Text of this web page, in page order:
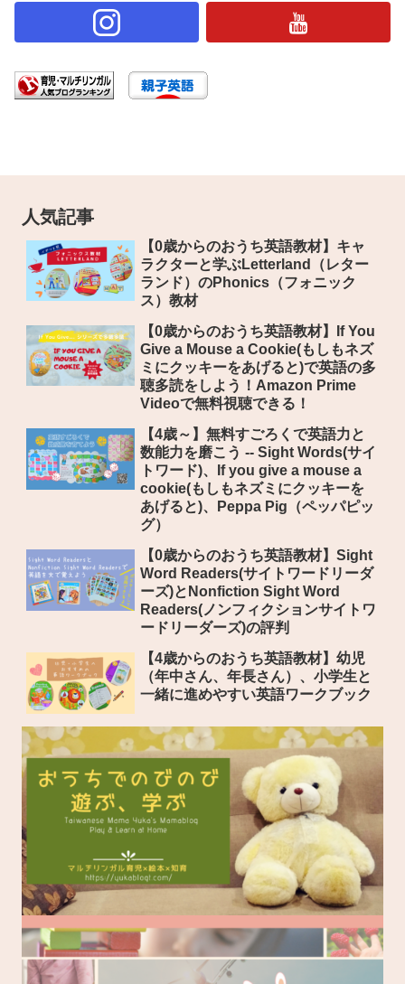
人気記事
【0歳からのおうち英語教材】キャ
ラクターと学ぶLetterland（レター
ランド）のPhonics（フォニック
ス）教材
【0歳からのおうち英語教材】If You
Give a Mouse a Cookie(もしもネズ
ミにクッキーをあげると)で英語の多
聴多読をしよう！Amazon Prime
Videoで無料視聴できる！
【4歳～】無料すごろくで英語力と
数能力を磨こう -- Sight Words(サイ
トワード)、If you give a mouse a
cookie(もしもネズミにクッキーを
あげると)、Peppa Pig（ペッパピッ
グ）
【0歳からのおうち英語教材】Sight
Word Readers(サイトワードリーダ
ーズ)とNonfiction Sight Word
Readers(ノンフィクションサイトワ
ードリーダーズ)の評判
【4歳からのおうち英語教材】幼児
（年中さん、年長さん）、小学生と
一緒に進めやすい英語ワークブック